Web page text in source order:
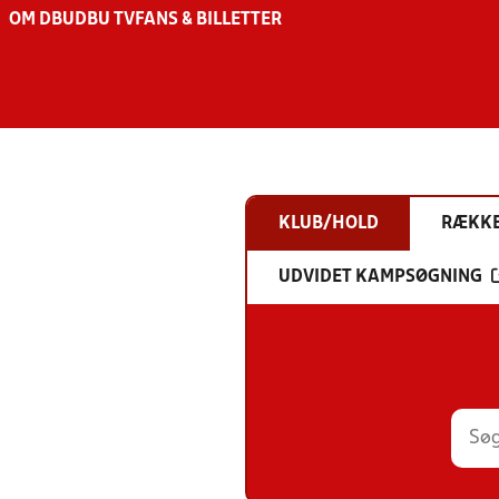
OM DBU DBU TV FANS & BILLETTER
KLUB/HOLD
UDVIDET KAMPSØGNING